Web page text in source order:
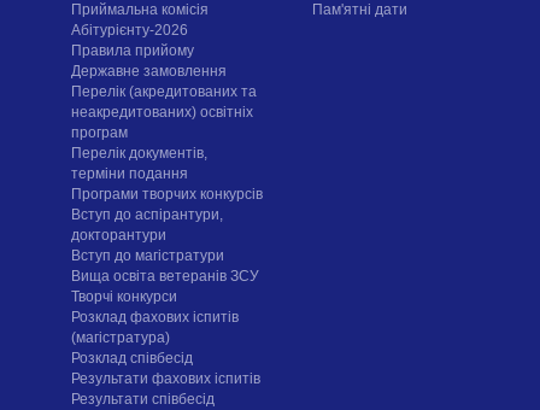
Приймальна комісія
Абітурієнту-2026
Правила прийому
Державне замовлення
Перелік (акредитованих та
неакредитованих) освітніх
програм
Перелік документів,
терміни подання
Програми творчих конкурсiв
Вступ до аспірантури,
докторантури
Вступ до магістратури
Вища освіта ветеранів ЗСУ
Творчі конкурси
Розклад фахових іспитів
(магістратура)
Розклад співбесід
Результати фахових іспитів
Результати співбесід
Пам'ятні дати